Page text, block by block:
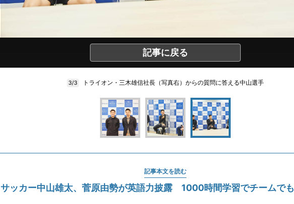
記事に戻る
3/3 トライオン・三木雄信社長（写真右）からの質問に答える中山選手
記事本文を読む
サッカー中山雄太、菅原由勢が英語力披露 1000時間学習でチームで